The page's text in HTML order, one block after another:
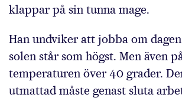
klappar på sin tunna mage.
Han undviker att jobba om
solen står som högst. Men även
temperaturen över 40 grader.
utmattad måste genast sluta